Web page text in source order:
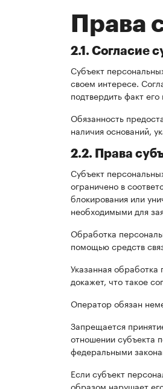
Права
2.1. Согласие
Субъект
своем интересе.
подтвердить факт
Обязанность
наличия оснований,
2.2. Права
Субъект
ограничено в
блокирования или
необходимыми для
Обработка
помощью средств
Указанная
докажет, что такое
Оператор обязан
Запрещается
отношении субъекта
федеральными
Если субъект
образом нарушает